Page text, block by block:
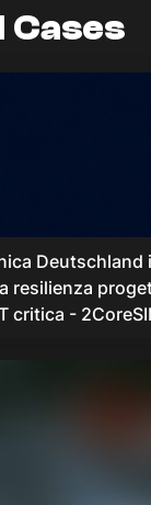
Cases
Deutschland
resilienza
critica -